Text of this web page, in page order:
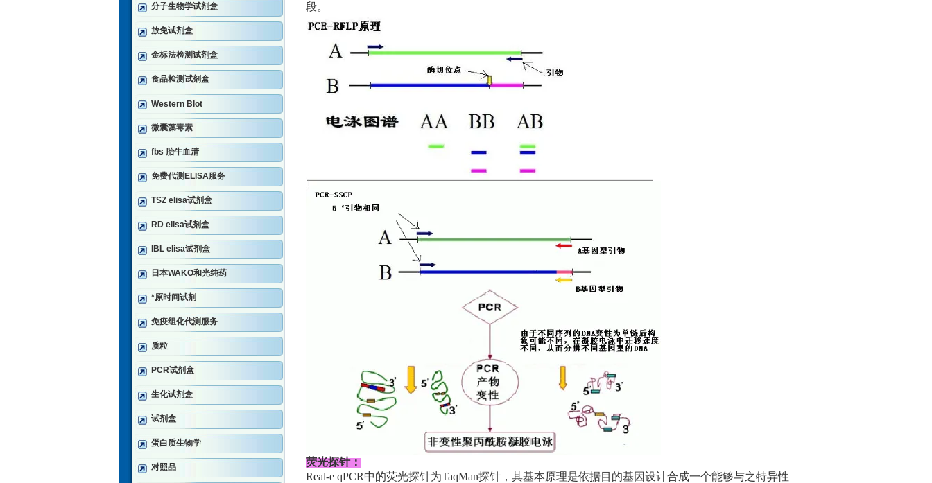
分子生物学试剂盒
放免试剂盒
金标法检测试剂盒
食品检测试剂盒
Western Blot
微囊藻毒素
fbs 胎牛血清
免费代测ELISA服务
TSZ elisa试剂盒
RD elisa试剂盒
IBL elisa试剂盒
日本WAKO和光纯药
*原时间试剂
免疫组化代测服务
质粒
PCR试剂盒
生化试剂盒
试剂盒
蛋白质生物学
对照品
段。
荧光探针：
Real-e qPCR中的荧光探针为TaqMan探针，其基本原理是依据目的基因设计合成一个能够与之特异性